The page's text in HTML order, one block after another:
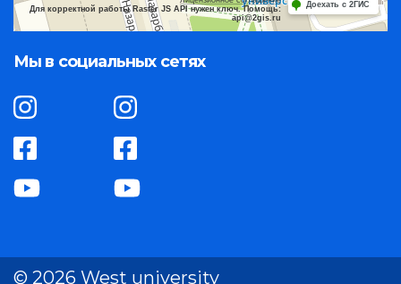
Для корректной работы Raster JS API нужен ключ. Помощь:
api@2gis.ru
Доехать с 2ГИС
Мы в социальных сетях
© 2026 West university